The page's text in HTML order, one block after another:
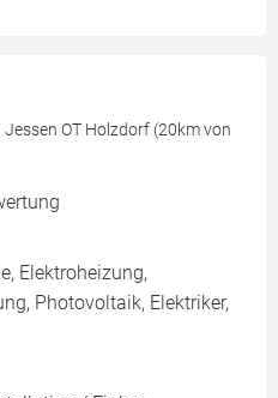
OT Holzdorf (20km von
Elektroheizung,
Photovoltaik, Elektriker,